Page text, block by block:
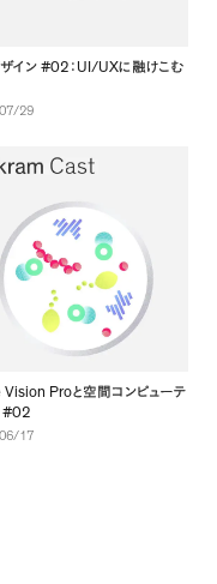
イン #02 ： UI/UXに融けこむ
29
Vision Proと空間コンピューテ
#02
17